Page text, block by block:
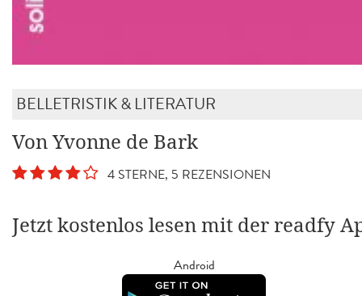
BELLETRISTIK & LITERATUR
Von Yvonne de Bark
4 STERNE, 5 REZENSIONEN
Jetzt kostenlos lesen mit der readfy
Android